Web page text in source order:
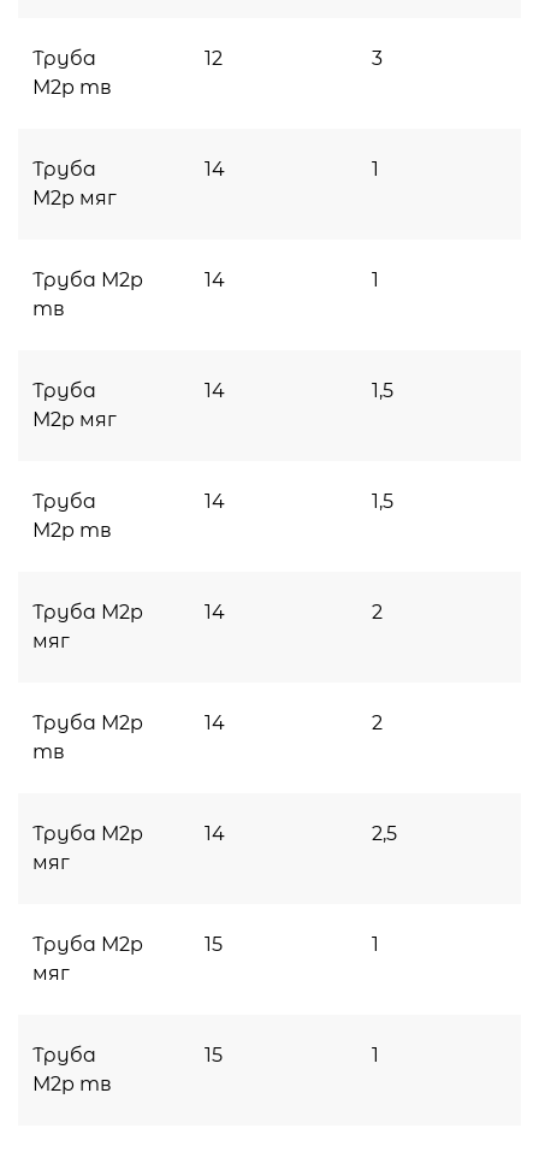
Труба
М2p тв
12 3
Труба
М2p мяг
14 1
Труба М2p
тв
14 1
Труба
М2p мяг
14 1,5
Труба
М2p тв
14 1,5
Труба М2p
мяг
14 2
Труба М2p
тв
14 2
Труба М2p
мяг
14 2,5
Труба М2p
мяг
15 1
Труба
М2p тв
15 1